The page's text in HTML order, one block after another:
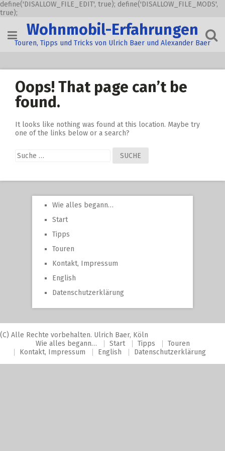
define('DISALLOW_FILE_EDIT', true); define('DISALLOW_FILE_MODS',
true);
content
Wohnmobil-Erfahrungen
Touren, Tipps und Tricks von Ulrich Baer und Alexander Baer
Oops! That page can’t be
found.
It looks like nothing was found at this location. Maybe try
one of the links below or a search?
Suche
nach:
Wie alles begann…
Start
Tipps
Touren
Kontakt, Impressum
English
Datenschutzerklärung
(C) Alle Rechte vorbehalten. Ulrich Baer, Köln
Wie alles begann…
Start Tipps
Touren
Kontakt, Impressum
English Datenschutzerklärung